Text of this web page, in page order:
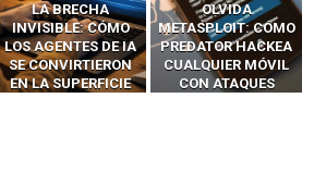
OLVIDA
METASPLOIT: CÓMO
PREDATOR HACKEA
CUALQUIER MÓVIL
CON ATAQUES
CÓMO LOS HACKERS
INTERCEPTAN OTPS
Y LLAMADAS
MÓVILES SIN
‘HACKEAR’ — EL